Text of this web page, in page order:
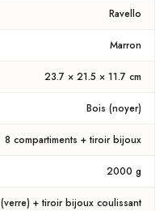
Ravello
Marron
23.7 × 21.5 × 11.7 cm
Bois (noyer)
8 compartiments + tiroir bijoux
2000 g
+ tiroir bijoux coulissant